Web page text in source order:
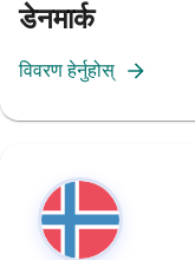
डेनमार्क
विवरण हेर्नुहोस्